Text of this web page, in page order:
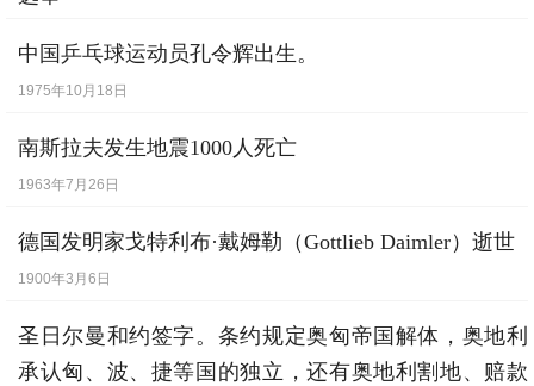
中国乒乓球运动员孔令辉出生。
1975年10月18日
南斯拉夫发生地震1000人死亡
1963年7月26日
德国发明家戈特利布·戴姆勒（Gottlieb Daimler）逝世
1900年3月6日
圣日尔曼和约签字。条约规定奥匈帝国解体，奥地利
承认匈、波、捷等国的独立，还有奥地利割地、赔款